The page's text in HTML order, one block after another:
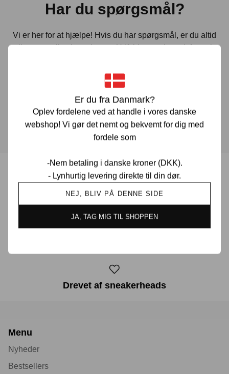
Er du fra Danmark?
Oplev fordelene ved at handle i vores danske
webshop! Vi gør det nemt og bekvemt for dig med
fordele som
-Nem betaling i danske kroner (DKK).
- Lynhurtig levering direkte til din dør.
NEJ, BLIV PÅ DENNE SIDE
JA, TAG MIG TIL SHOPPEN
Har du spørgsmål?
Vi er her for at hjælpe! Hvis du har spørgsmål, er du altid
velkommen til at kontakte os. Udfyld vores kontaktformular
muligt.
KONTAKT OS
Prisgaranti i Danmark
Drevet af sneakerheads
Menu
Nyheder
Bestsellers